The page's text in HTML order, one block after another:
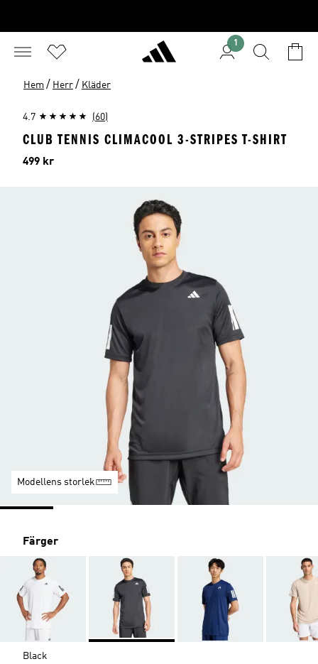
1
Hem / Herr / Kläder
4.7 (60)
CLUB TENNIS CLIMACOOL 3-STRIPES T-SHIRT
Pris
499 kr
Modellens storlek
Färger
Black